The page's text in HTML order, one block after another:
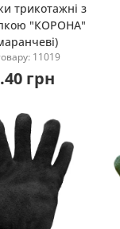
Купити
трикотажні з
"КОРОНА"
11019
грн